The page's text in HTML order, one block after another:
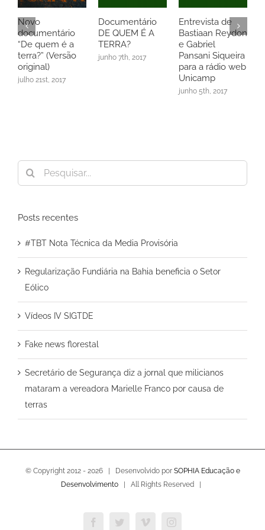
Novo
documentário
“De quem é a
terra?” (Versão
original)
julho 21st, 2017
Documentário
DE QUEM É A
TERRA?
junho 7th, 2017
Entrevista de
Bastiaan Reydon
e Gabriel
Pansani Siqueira
para a rádio web
Unicamp
junho 5th, 2017
Buscar
resultados
Posts recentes
#TBT Nota Técnica da Media Provisória
Regularização Fundiária na Bahia beneficia o Setor
Eólico
Vídeos IV SIGTDE
Fake news florestal
Secretário de Segurança diz a jornal que milicianos
mataram a vereadora Marielle Franco por causa de
terras
© Copyright 2012 - 2026 | Desenvolvido por SOPHIA Educação e
Desenvolvimento| All Rights Reserved |
FacebookTwitterVimeoInstagram